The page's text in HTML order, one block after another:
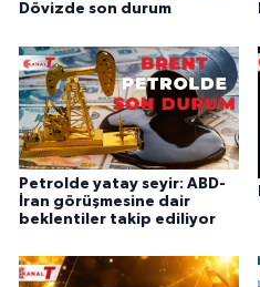
Dövizde son durum
Petrolde yatay seyir: ABD-
İran görüşmesine dair
beklentiler takip ediliyor